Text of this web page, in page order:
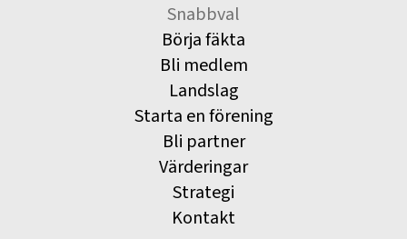
Snabbval
Börja fäkta
Bli medlem
Landslag
Starta en förening
Bli partner
Värderingar
Strategi
Kontakt